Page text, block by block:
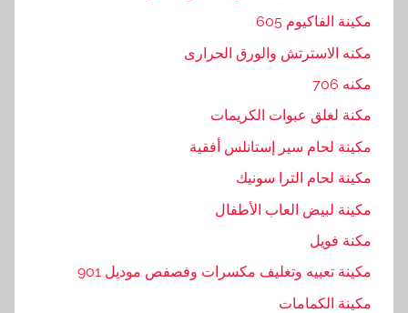
مكينة الفاكيوم 605
مكنه الاسترتش والورق الحرارى
مكنه 706
مكنة لغلق عبوات الكريمات
مكينة لحام سير إستانلس أفقية
مكينة لحام الترا سونيك
مكينة لبيض العاب الأطفال
مكنة فويل
مكينة تعبيه وتغليف مكسرات وفصفص موديل 901
مكينة الكمامات